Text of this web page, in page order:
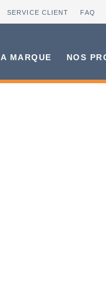
SERVICE CLIENT FAQ
MARQUE NOS